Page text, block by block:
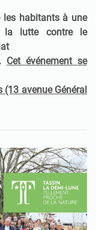
les habitants à une
la lutte contre le
Cet événement se
avenue Général